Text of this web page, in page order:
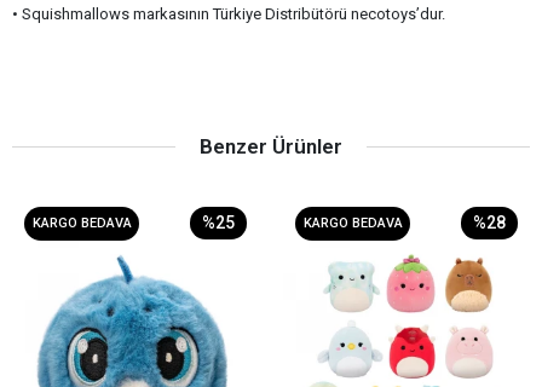
• Squishmallows markasının Türkiye Distribütörü necotoys’dur.
Benzer Ürünler
KARGO BEDAVA %25 KARGO BEDAVA %28